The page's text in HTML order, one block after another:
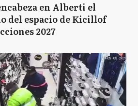
en Alberti el
del espacio de Kicillof
2027